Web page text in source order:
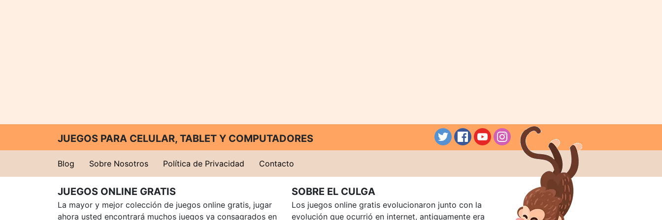
JUEGOS PARA CELULAR, TABLET Y COMPUTADORES
Blog Sobre Nosotros Política de Privacidad Contacto
JUEGOS ONLINE GRATIS
La mayor y mejor colección de juegos online gratis, jugar
ahora usted encontrará muchos juegos ya consagrados en
SOBRE EL CULGA
Los juegos online gratis evolucionaron junto con la
evolución que ocurrió en internet, antiguamente era